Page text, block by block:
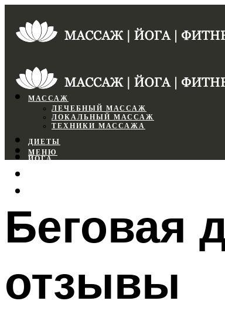
МАССАЖ
ЛЕЧЕБНЫЙ МАССАЖ
ЛОКАЛЬНЫЙ МАССАЖ
ТЕХНИКИ МАССАЖА
ДИЕТЫ
ЙОГА
МЕНЮ
МЕНЮ
Беговая
отзывы